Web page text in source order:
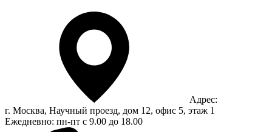
Адрес:
г. Москва, Научный проезд, дом 12, офис 5, этаж 1
Ежедневно: пн-пт с 9.00 до 18.00